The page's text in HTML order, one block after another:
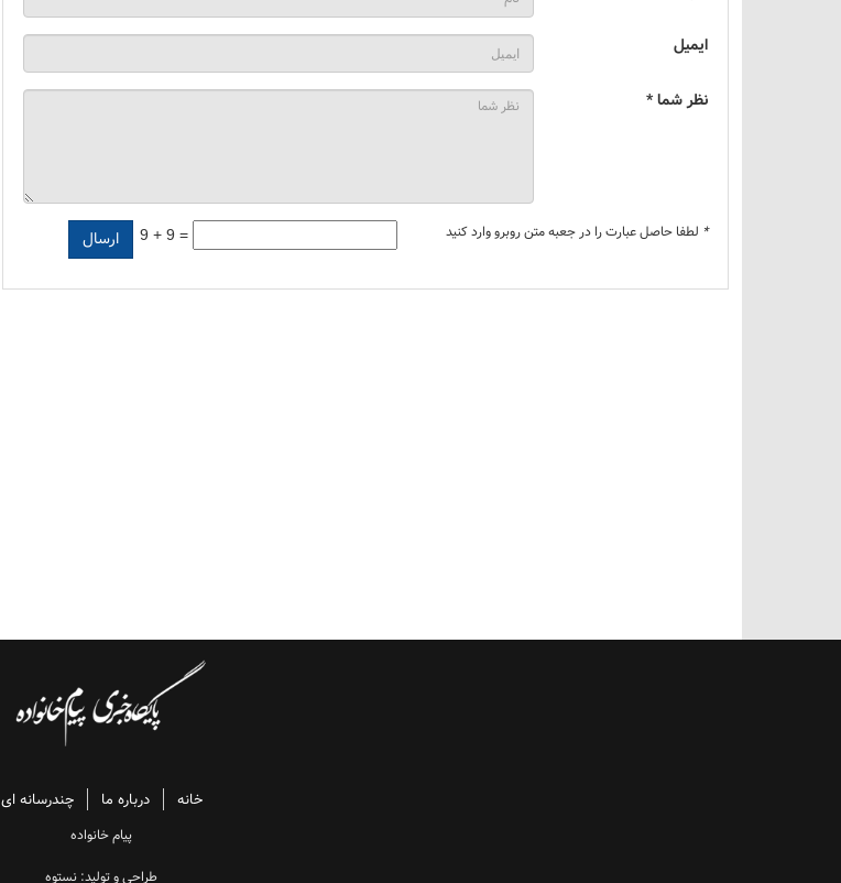
ایمیل
نظر شما *
* لطفا حاصل عبارت را در جعبه متن روبرو وارد کنید 9 + 9 =
خانه درباره ما چندرسانه ای
پیام خانواده
طراحی و تولید: نستوه